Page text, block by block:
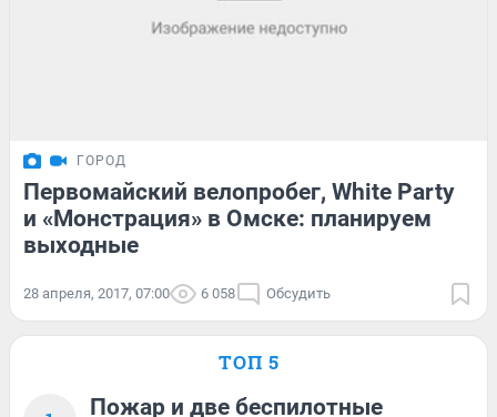
ГОРОД
Первомайский велопробег, White Party
и «Монстрация» в Омске: планируем
выходные
28 апреля, 2017, 07:00 6 058 Обсудить
ТОП 5
Пожар и две беспилотные